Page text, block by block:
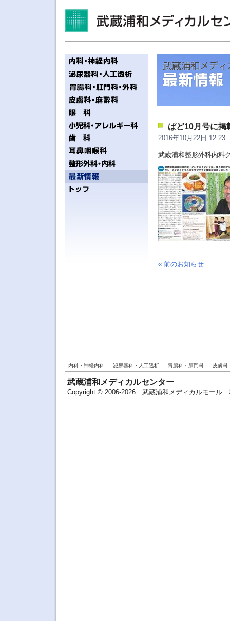
ぱど10月号に掲
2016年10月22日 12:23
武蔵浦和整形外科内科
« 前のお知らせ
内科・神経内科 泌尿器科・人工透析 胃腸科・肛門科 皮膚科
武蔵浦和メディカルセンター
Copyright © 2006-2026 武蔵浦和メディカルモール